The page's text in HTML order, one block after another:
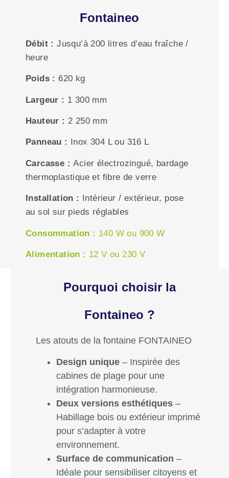
Fontaineo
Débit :Jusqu’à 200 litres d’eau fraîche /
heure
Poids : 620 kg
Largeur : 1 300 mm
Hauteur : 2 250 mm
Panneau : Inox 304 L ou 316 L
Carcasse :Acier électrozingué, bardage
thermoplastique et fibre de verre
Installation : Intérieur / extérieur, pose
au sol sur pieds réglables
Consommation : 140 W ou 900 W
Alimentation : 12 V ou 230 V
Pourquoi choisir la
Fontaineo ?
Les atouts de la fontaine FONTAINEO
Design unique – Inspirée des
cabines de plage pour une
intégration harmonieuse.
Deux versions esthétiques –
Habillage bois ou extérieur imprimé
pour s’adapter à votre
environnement.
Surface de communication –
Idéale pour sensibiliser citoyens et